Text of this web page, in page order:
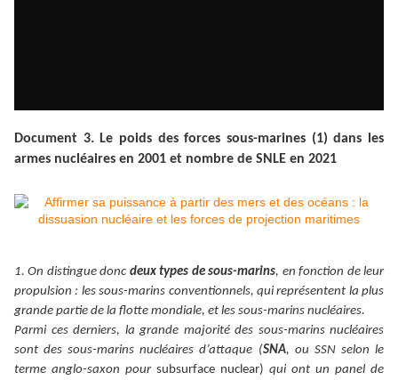
Document 3. Le poids des forces sous-marines (1) dans les
armes nucléaires en 2001 et nombre de SNLE en 2021
1. On distingue donc deux types de sous-marins, en fonction de leur
propulsion : les sous-marins conventionnels, qui représentent la plus
grande partie de la flotte mondiale, et les sous-marins nucléaires.
Parmi ces derniers, la grande majorité des sous-marins nucléaires
sont des sous-marins nucléaires d’attaque (SNA, ou SSN selon le
terme anglo-saxon pour subsurface nuclear) qui ont un panel de